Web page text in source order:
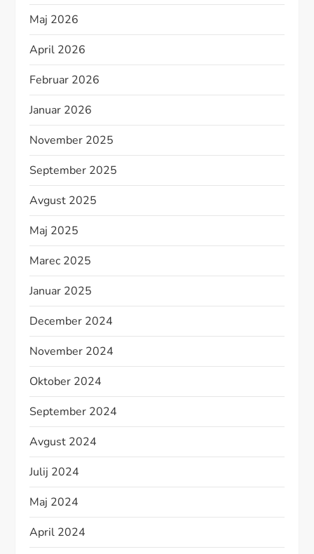
Maj 2026
April 2026
Februar 2026
Januar 2026
November 2025
September 2025
Avgust 2025
Maj 2025
Marec 2025
Januar 2025
December 2024
November 2024
Oktober 2024
September 2024
Avgust 2024
Julij 2024
Maj 2024
April 2024